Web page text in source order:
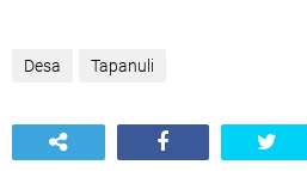
Desa Tapanuli